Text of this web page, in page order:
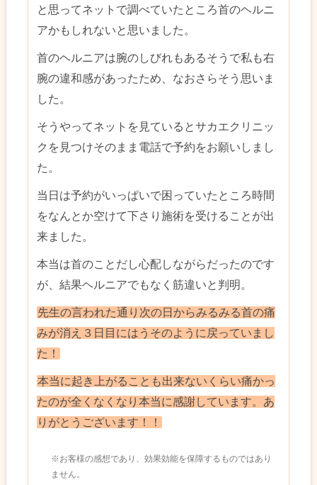
と思ってネットで調べていたところ首のヘルニ
アかもしれないと思いました。
首のヘルニアは腕のしびれもあるそうで私も右
腕の違和感があったため、なおさらそう思いま
した。
そうやってネットを見ているとサカエクリニッ
クを見つけそのまま電話で予約をお願いしまし
た。
当日は予約がいっぱいで困っていたところ時間
をなんとか空けて下さり施術を受けることが出
来ました。
本当は首のことだし心配しながらだったのです
が、結果ヘルニアでもなく筋違いと判明。
先生の言われた通り次の日からみるみる首の痛
みが消え３日目にはうそのように戻っていまし
た！
本当に起き上がることも出来ないくらい痛かっ
たのが全くなくなり本当に感謝しています。あ
りがとうございます！！
※お客様の感想であり、効果効能を保障するものではあり
ません。